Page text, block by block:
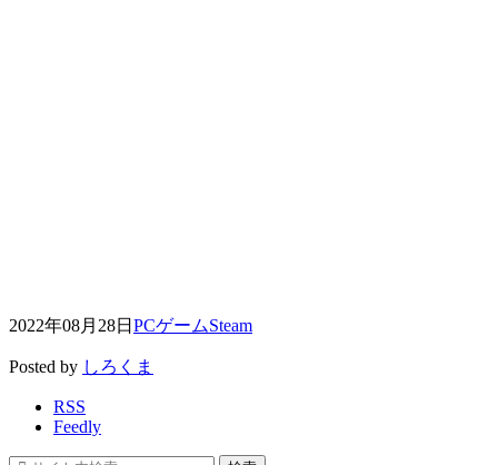
2022年08月28日 PCゲームSteam
Posted by しろくま
RSS
Feedly